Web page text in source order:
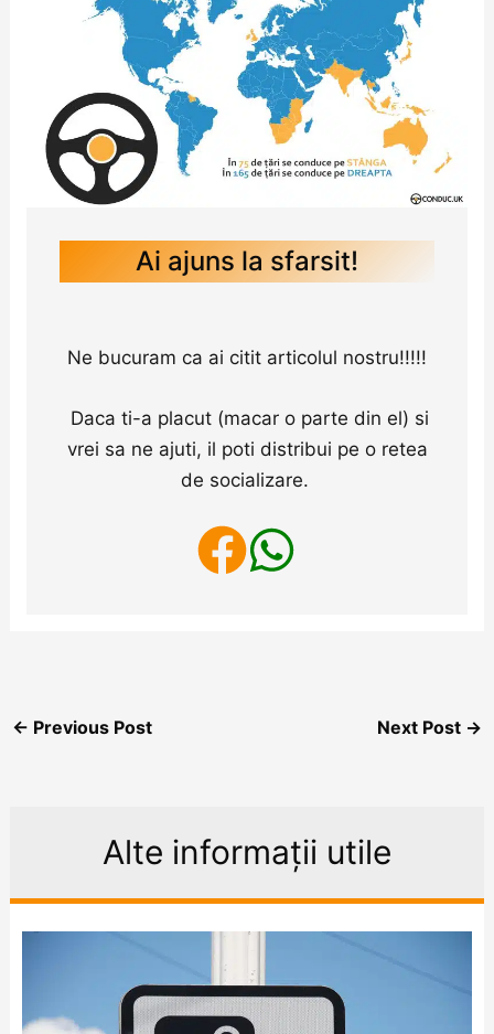
Ai ajuns la sfarsit!
Ne bucuram ca ai citit articolul nostru!!!!!
Daca ti-a placut (macar o parte din el) si
vrei sa ne ajuti, il poti distribui pe o retea
de socializare.
← Previous Post Next Post →
Alte informații utile